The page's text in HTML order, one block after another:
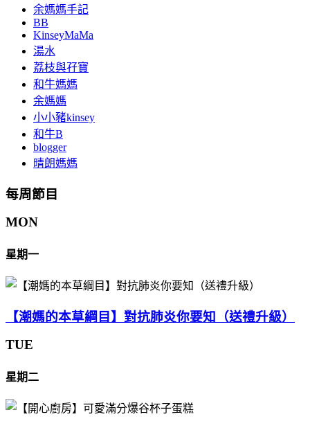
余媽媽手記
BB
KinseyMaMa
湯水
荔枝與孖寶
和牛媽媽
余媽媽
小小豬kinsey
和牛B
blogger
晴朗媽媽
每周節目
MON
星期一
【潮媽的本草綱目】對抗肺炎你要知（送禮升級）
TUE
星期二